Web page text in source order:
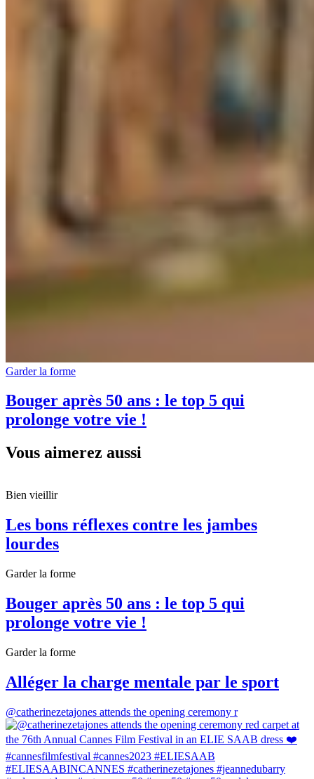
Garder la forme
Bouger après 50 ans : le top 5 qui
prolonge votre vie !
Vous aimerez aussi
Bien vieillir
Les bons réflexes contre les jambes
lourdes
Garder la forme
Bouger après 50 ans : le top 5 qui
prolonge votre vie !
Garder la forme
Alléger la charge mentale par le sport
@catherinezetajones attends the opening ceremony r